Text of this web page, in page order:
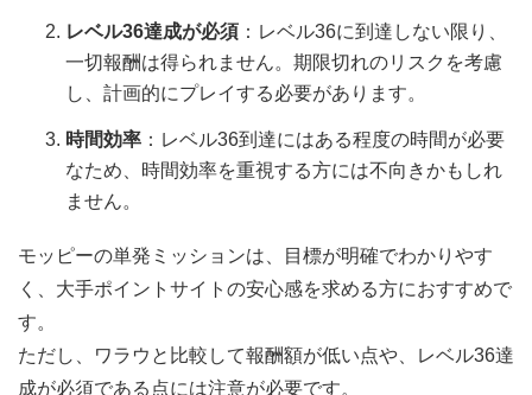
レベル36達成が必須 ：レベル36に到達しない限り、
一切報酬は得られません。期限切れのリスクを考慮
し、計画的にプレイする必要があります。
時間効率 ：レベル36到達にはある程度の時間が必要
なため、時間効率を重視する方には不向きかもしれ
ません。
モッピーの単発ミッションは、目標が明確でわかりやす
く、大手ポイントサイトの安心感を求める方におすすめで
す。
ただし、ワラウと比較して報酬額が低い点や、レベル36達
成が必須である点には注意が必要です。